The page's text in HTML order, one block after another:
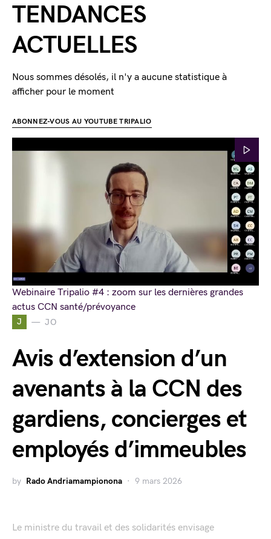
J JO
Avis d’extension d’un
avenants à la CCN des
gardiens, concierges et
employés d’immeubles
by Rado Andriamampionona 9 mars 2026
Le ministre du travail et des solidarités envisage
TENDANCES
ACTUELLES
Nous sommes désolés, il n'y a aucune statistique à
afficher pour le moment
ABONNEZ-VOUS AU YOUTUBE TRIPALIO
Webinaire Tripalio #4 : zoom sur les dernières grandes
actus CCN santé/prévoyance